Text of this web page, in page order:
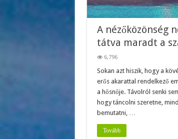
A nézőközönség
tátva maradt a
6,796
Sokan azt hiszik, hogy a
erős akarattal rendelkező
a hősnője. Távolról senki
hogy táncolni szeretne,
bemutatni, …
Tovább